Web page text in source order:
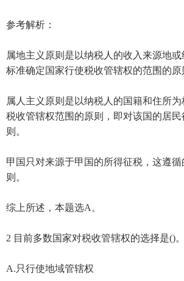
参考解析：
属地主义原则是以纳税人的收入来源地
标准确定国家行使税收管辖权的范围的原
属人主义原则是以纳税人的国籍和住所
税收管辖权范围的原则，即对该国的居
则。
甲国只对来源于甲国的所得征税，这遵
则。
综上所述，本题选A。
2 目前多数国家对税收管辖权的选择是()。
A.只行使地域管辖权